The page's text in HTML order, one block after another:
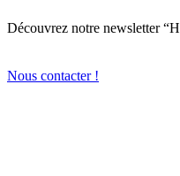
Découvrez notre newsletter
Nous contacter !